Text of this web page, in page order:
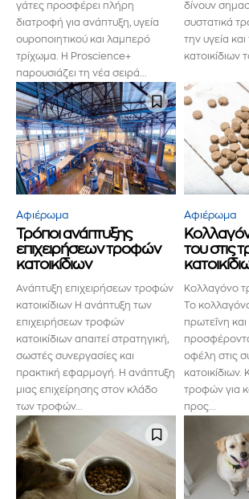
Εγγραφείτε στο
PetshopMarket.gr και
ενημερωθείτε πρώτοι
προϊόντα και τις
αγοράς.
Για να εγγραφείτε, απλώς εισάγετε τη
στον ιστότοπό μας ή κάντε κλικ στο κουμπί
παρακάτω. Μην ανησυχείτε, σεβόμαστε την
και δεν θα σας στείλουμε ανεπιθύμητα
πληροφορίες σας είναι ασφαλείς μαζί μας.
ΕΓΓΡΑΦΉ!
γάτες προσφέρει πλήρη
διατροφή για ανάπτυξη, υγεία
ουροποιητικού και λαμπερό
τρίχωμα. Η Proscience+
παρουσιάζει τη νέα σειρά...
δίνουν
συστατικά
την υγεία
Αφιέρωμα
Τρόποι ανάπτυξης
επιχειρήσεων τροφών
κατοικίδιων
Ανάπτυξη επιχειρήσεων τροφών
κατοικίδιων Η ανάπτυξη των
επιχειρήσεων τροφών
κατοικίδιων απαιτεί στρατηγική,
σωστές συνεργασίες και
πρακτική εφαρμογή. Η ανάπτυξη
μιας επιχείρησης στον κλάδο
των τροφών...
Αφιέρωμα
του στις
Κολλαγόνο
Το
πρωτεΐνη και
οφέλη στις
κατοικίδιων. Καθώς οι συνταγές
τροφών για
προς...